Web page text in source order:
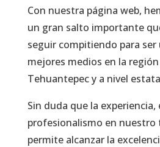
Con nuestra página web,
un gran salto importante
seguir compitiendo para ser
mejores medios en la
Tehuantepec y a nivel
Sin duda que la
profesionalismo en nuestro
permite alcanzar la